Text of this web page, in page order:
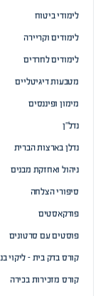
לימודי ביטוח
לימודים וקריירה
לימודים לחרדים
מטבעות דיגיטליים
מימון ופיננסים
נדל”ן
נדלן בארצות הברית
ניהול ואחזקת מבנים
סיפורי הצלחה
פודקאסטים
פוסטים עם סרטונים
קורס בדק בית – ליקוי
קורס מזכירות בכירה